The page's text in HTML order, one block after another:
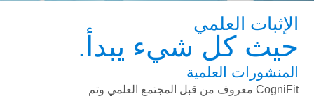
الإثبات العلمي
حيث كل شيء يبدأ.
المنشورات العلمية
CogniFit معروف من قبل المجتمع العلمي وتم